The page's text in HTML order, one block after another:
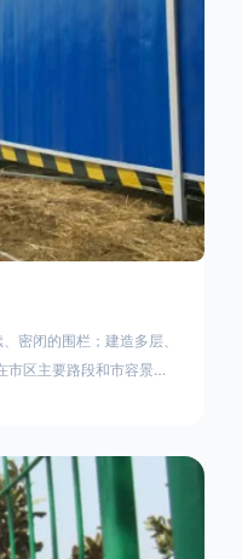
密闭的围栏；建造多层、
市区主要路段和市容景观
工程项目工地，可按工程
连续性护栏设施。施工单
和工程渣土。在